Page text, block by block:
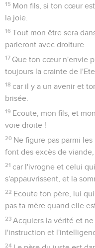
15 Mon fils, si ton cœur
la joie.
16 Tout mon être sera
parleront avec droiture.
17 Que ton cœur n'envie
toujours la crainte de
18 car il y a un avenir et
brisée.
19 Ecoute, mon fils, et
voie droite !
20 Ne figure pas parmi
font des excès de viande,
21 car l'ivrogne et celui
s'appauvrissent, et la
22 Ecoute ton père, lui
pas ta mère quand elle
23 Acquiers la vérité et ne
l'instruction et
24